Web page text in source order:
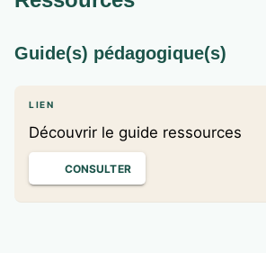
Guide(s) pédagogique(s)
LIEN
Découvrir le guide ressources
CONSULTER